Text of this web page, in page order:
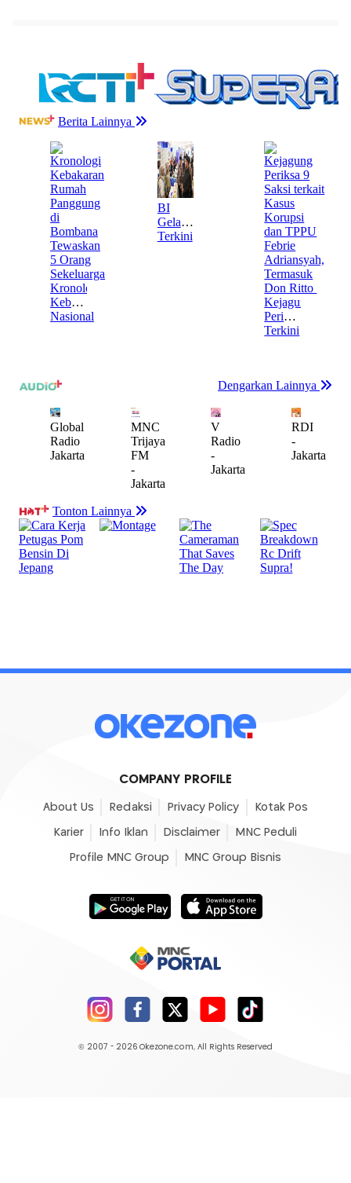
COMPANY PROFILE
About Us Redaksi Privacy Policy Kotak Pos
Karier Info Iklan Disclaimer MNC Peduli
Profile MNC Group MNC Group Bisnis
© 2007 - 2026 Okezone.com, All Rights Reserved